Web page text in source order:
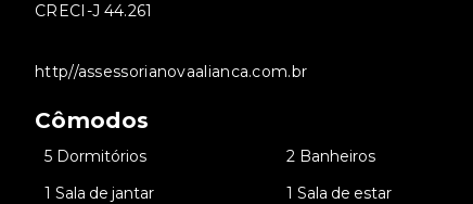
CRECI-J 44.261
http//assessorianovaalianca.com.br
Cômodos
5 Dormitórios 2 Banheiros
1 Sala de jantar 1 Sala de estar